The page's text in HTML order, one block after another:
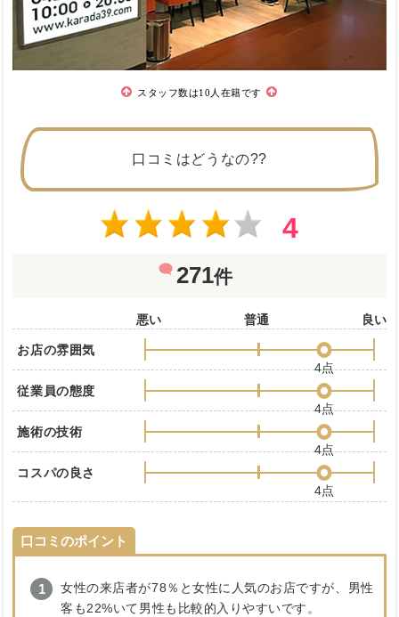
スタッフ数は10人在籍です
口コミはどうなの??
4
271件
悪い 普通 良い
お店の雰囲気
4点
従業員の態度
4点
施術の技術
4点
コスパの良さ
4点
口コミのポイント
女性の来店者が78％と女性に人気のお店ですが、男性
客も22%いて男性も比較的入りやすいです。